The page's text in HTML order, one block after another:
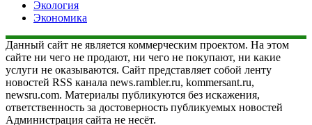
Экология
Экономика
Данный сайт не является коммерческим проектом. На этом
сайте ни чего не продают, ни чего не покупают, ни какие
услуги не оказываются. Сайт представляет собой ленту
новостей RSS канала news.rambler.ru, kommersant.ru,
newsru.com. Материалы публикуются без искажения,
ответственность за достоверность публикуемых новостей
Администрация сайта не несёт.